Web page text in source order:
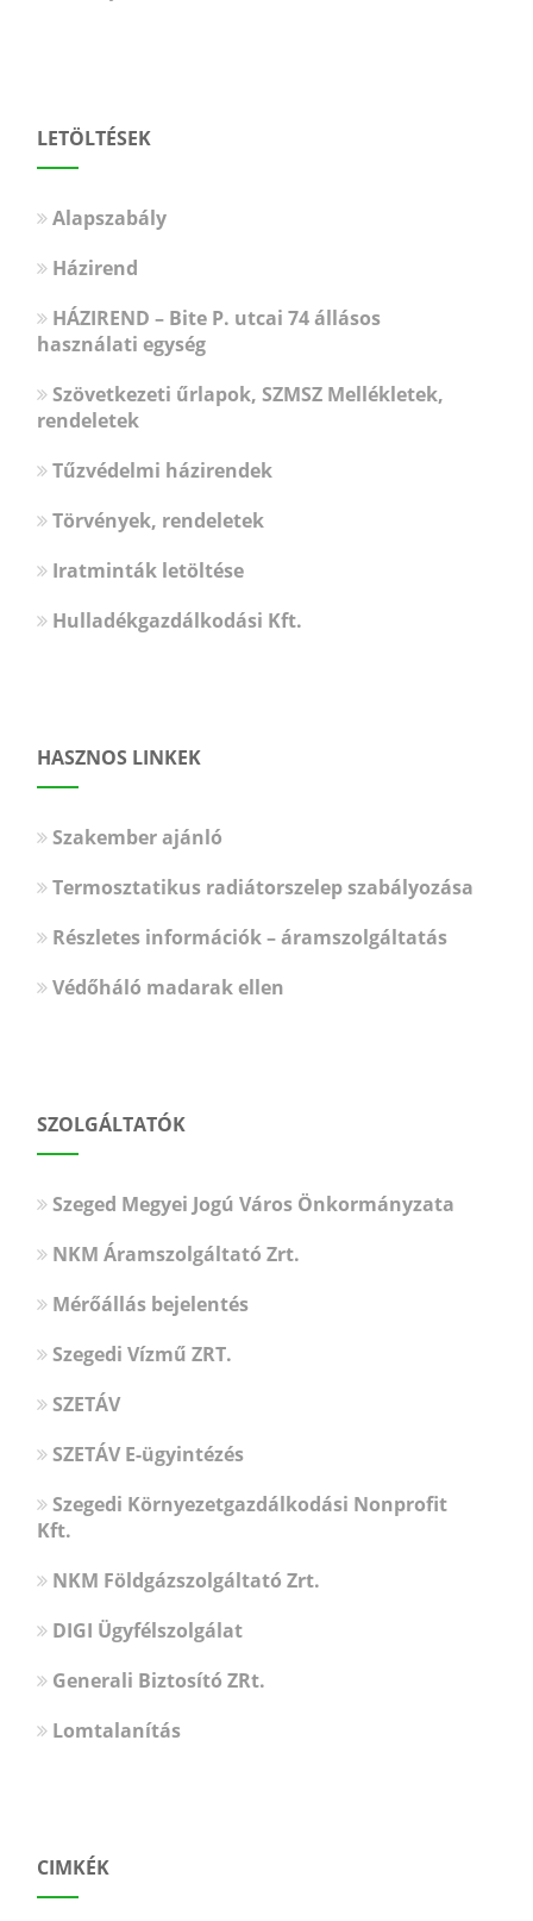
LETÖLTÉSEK
Alapszabály
Házirend
HÁZIREND – Bite P. utcai 74 állásos
használati egység
Szövetkezeti űrlapok, SZMSZ Mellékletek,
rendeletek
Tűzvédelmi házirendek
Törvények, rendeletek
Iratminták letöltése
Hulladékgazdálkodási Kft.
HASZNOS LINKEK
Szakember ajánló
Termosztatikus radiátorszelep szabályozása
Részletes információk – áramszolgáltatás
Védőháló madarak ellen
SZOLGÁLTATÓK
Szeged Megyei Jogú Város Önkormányzata
NKM Áramszolgáltató Zrt.
Mérőállás bejelentés
Szegedi Vízmű ZRT.
SZETÁV
SZETÁV E-ügyintézés
Szegedi Környezetgazdálkodási Nonprofit
Kft.
NKM Földgázszolgáltató Zrt.
DIGI Ügyfélszolgálat
Generali Biztosító ZRt.
Lomtalanítás
CIMKÉK